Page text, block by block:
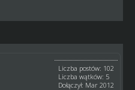
Liczba postów: 102
Liczba wątków: 5
Dołączył: Mar 2012